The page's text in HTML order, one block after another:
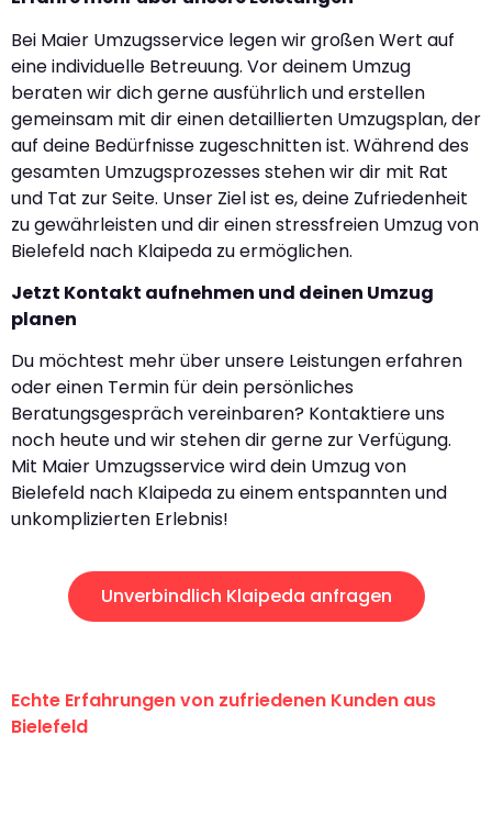
Bei Maier Umzugsservice legen wir großen Wert auf
eine individuelle Betreuung. Vor deinem Umzug
beraten wir dich gerne ausführlich und erstellen
gemeinsam mit dir einen detaillierten Umzugsplan, der
auf deine Bedürfnisse zugeschnitten ist. Während des
gesamten Umzugsprozesses stehen wir dir mit Rat
und Tat zur Seite. Unser Ziel ist es, deine Zufriedenheit
zu gewährleisten und dir einen stressfreien Umzug von
Bielefeld nach Klaipeda zu ermöglichen.
Jetzt Kontakt aufnehmen und deinen Umzug
planen
Du möchtest mehr über unsere Leistungen erfahren
oder einen Termin für dein persönliches
Beratungsgespräch vereinbaren? Kontaktiere uns
noch heute und wir stehen dir gerne zur Verfügung.
Mit Maier Umzugsservice wird dein Umzug von
Bielefeld nach Klaipeda zu einem entspannten und
unkomplizierten Erlebnis!
Unverbindlich Klaipeda anfragen
Echte Erfahrungen von zufriedenen Kunden aus
Bielefeld